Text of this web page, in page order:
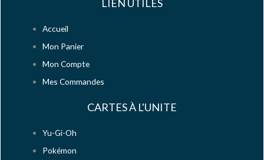
LIEN UTILES
Accueil
Mon Panier
Mon Compte
Mes Commandes
CARTES À L'UNITE
Yu-Gi-Oh
Pokémon